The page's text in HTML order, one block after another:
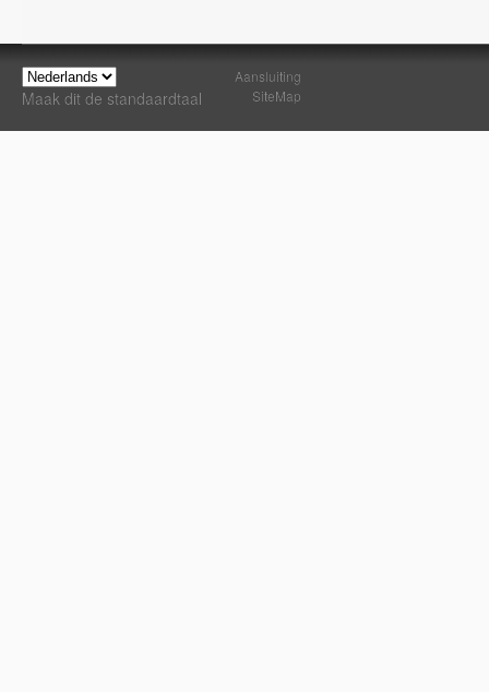
Maak dit de standaardtaal
Aansluiting
SiteMap